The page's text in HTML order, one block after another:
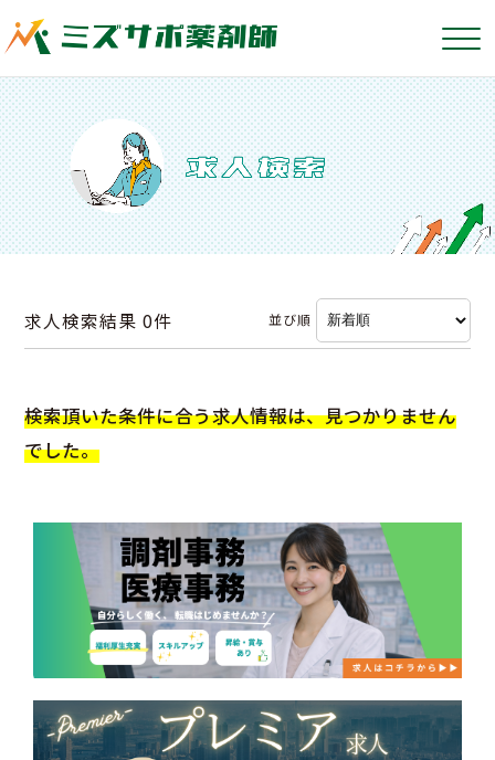
求人検索結果0件 並び順
検索頂いた条件に合う求人情報は、見つかりません
でした。